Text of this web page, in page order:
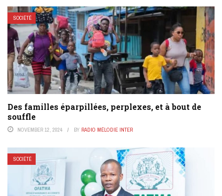
SOCIÉTÉ
Des familles éparpillées, perplexes, et à bout de
souffle
NOVEMBER 12, 2024 BY RADIO MÉLODIE INTER
SOCIÉTÉ